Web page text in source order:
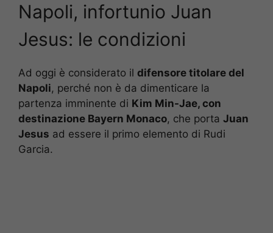
Napoli, infortunio Juan
Jesus: le condizioni
Ad oggi è considerato il difensore titolare del
Napoli, perché non è da dimenticare la
partenza imminente di Kim Min-Jae, con
destinazione Bayern Monaco, che porta Juan
Jesus ad essere il primo elemento di Rudi
Garcia.